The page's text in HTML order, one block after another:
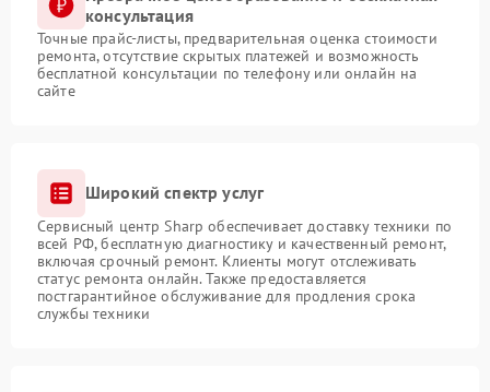
консультация
Точные прайс-листы, предварительная оценка стоимости
ремонта, отсутствие скрытых платежей и возможность
бесплатной консультации по телефону или онлайн на
сайте
Широкий спектр услуг
Сервисный центр Sharp обеспечивает доставку техники по
всей РФ, бесплатную диагностику и качественный ремонт,
включая срочный ремонт. Клиенты могут отслеживать
статус ремонта онлайн. Также предоставляется
постгарантийное обслуживание для продления срока
службы техники